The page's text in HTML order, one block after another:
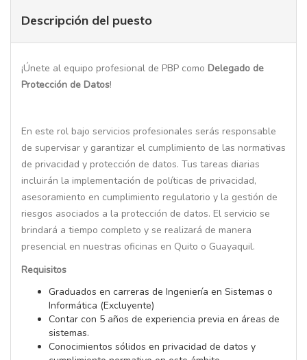
Descripción del puesto
¡Únete al equipo profesional de PBP como Delegado de
Protección de Datos!
En este rol bajo servicios profesionales serás responsable
de supervisar y garantizar el cumplimiento de las normativas
de privacidad y protección de datos. Tus tareas diarias
incluirán la implementación de políticas de privacidad,
asesoramiento en cumplimiento regulatorio y la gestión de
riesgos asociados a la protección de datos. El servicio se
brindará a tiempo completo y se realizará de manera
presencial en nuestras oficinas en Quito o Guayaquil.
Requisitos
Graduados en carreras de Ingeniería en Sistemas o
Informática (Excluyente)
Contar con 5 años de experiencia previa en áreas de
sistemas.
Conocimientos sólidos en privacidad de datos y